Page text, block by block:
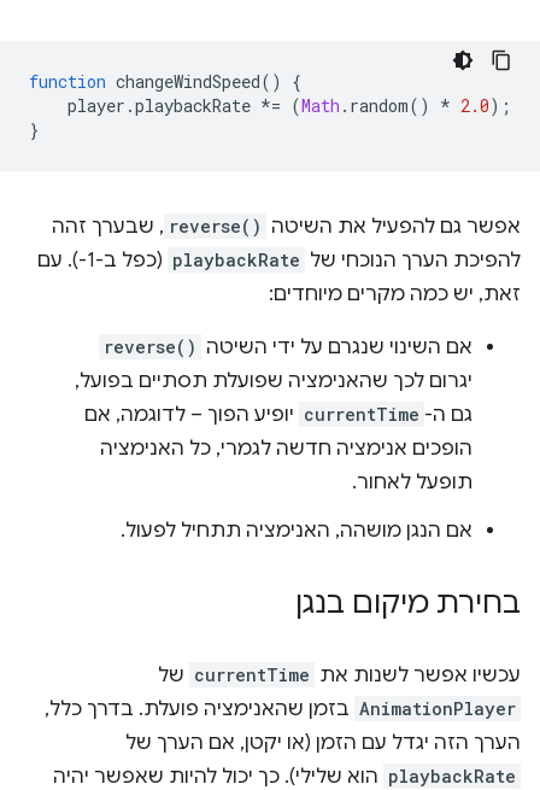
function changeWindSpeed()
{
player .playbackRate *= (Math . random() * 2.0);
}
אפשר גם להפעיל את השיטה reverse() , שבערך זהה
להפיכת הערך הנוכחי של playbackRate
(כפל ב-1-). עם
זאת, יש כמה מקרים מיוחדים:
אם השינוי שנגרם על ידי השיטה reverse()
יגרום לכך שהאנימציה שפועלת תסתיים בפועל,
גם ה- currentTime יופיע הפוך – לדוגמה, אם
הופכים אנימציה חדשה לגמרי, כל האנימציה
תופעל לאחור.
אם הנגן מושהה, האנימציה תתחיל לפעול.
בחירת מיקום בנגן
עכשיו אפשר לשנות את currentTime של
AnimationPlayer בזמן שהאנימציה פועלת. בדרך כלל,
הערך הזה יגדל עם הזמן (או יקטן, אם הערך של
playbackRate הוא שלילי). כך יכול להיות שאפשר יהיה